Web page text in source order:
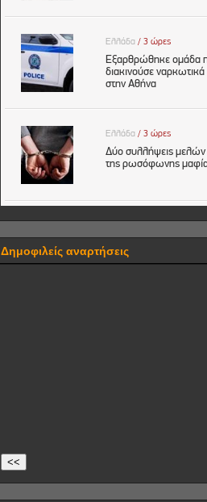
Δημοφιλείς αναρτήσεις
<<